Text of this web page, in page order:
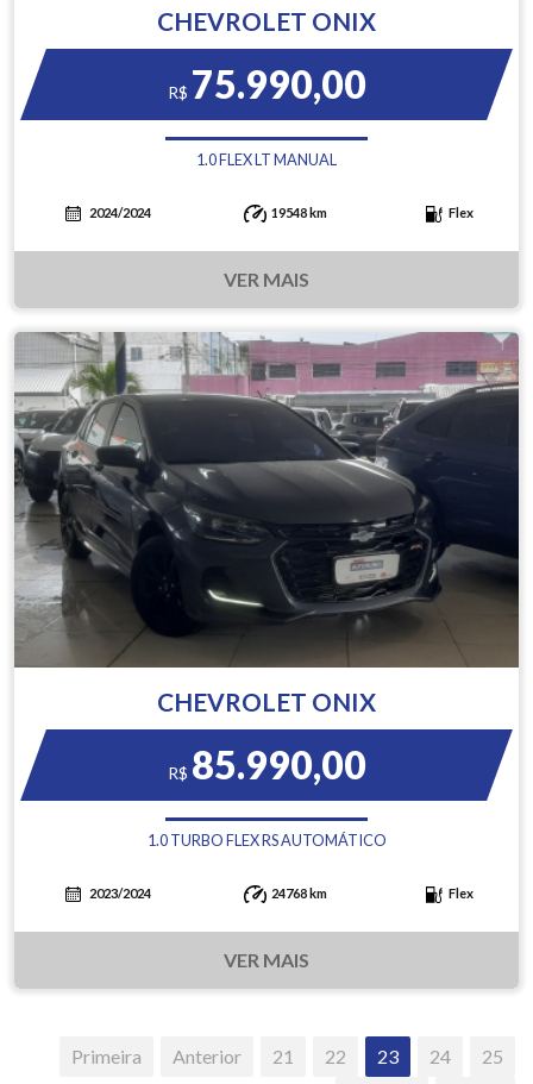
CHEVROLET ONIX
R$ 75.990,00
1.0 FLEX LT MANUAL
2024/2024 19548 km Flex
VER MAIS
CHEVROLET ONIX
R$ 85.990,00
1.0 TURBO FLEX RS AUTOMÁTICO
2023/2024 24768 km Flex
VER MAIS
Primeira Anterior 21 22 23 24
25